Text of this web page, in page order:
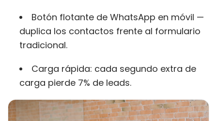
Botón flotante de WhatsApp en móvil —
duplica los contactos frente al formulario
tradicional.
Carga rápida: cada segundo extra de
carga pierde 7% de leads.